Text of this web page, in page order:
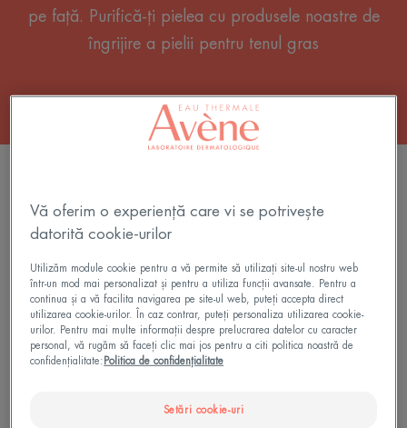
pe față. Purifică-ți pielea cu produsele noastre de
îngrijire a pielii pentru tenul gras
6 rezultate "Produse de îngrijire pentru tenul
gras"
Gel
de
curățare
Gel
de
curățare
Vă oferim o experiență care vi se potrivește
datorită cookie-urilor
Utilizăm module cookie pentru a vă permite să utilizați site-ul nostru web
într-un mod mai personalizat și pentru a utiliza funcții avansate. Pentru a
continua și a vă facilita navigarea pe site-ul web, puteți accepta direct
utilizarea cookie-urilor. În caz contrar, puteți personaliza utilizarea cookie-
urilor. Pentru mai multe informații despre prelucrarea datelor cu caracter
personal, vă rugăm să faceți clic mai jos pentru a citi politica noastră de
confidențialitate: Politica de confidențialitate
Setări cookie-uri